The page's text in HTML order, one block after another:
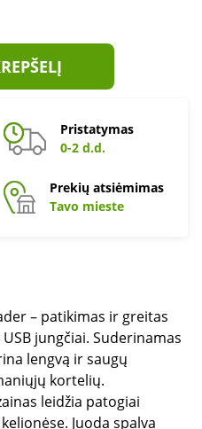
Pristatymas
0-2 d.d.
Prekių atsiėmimas
Tavo mieste
– patikimas ir greitas
jungčiai. Suderinamas
lengvą ir saugų
kortelių.
leidžia patogiai
Juoda spalva